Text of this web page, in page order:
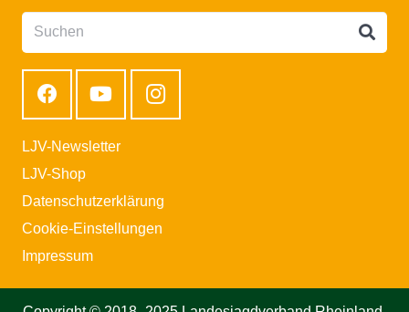
LJV-Newsletter
LJV-Shop
Datenschutzerklärung
Cookie-Einstellungen
Impressum